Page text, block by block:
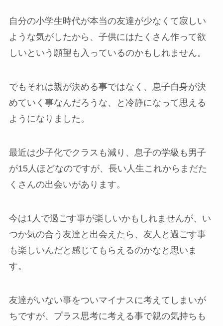
自分の小学生時代が本当の友達が少なくて寂しい
ような気がしたから、子供にはたくさん作って欲
しいという願望も入っているのかもしれません。
でもそれは親が決める事ではなく、息子自身が決
めていく事なんだろうな、と冷静になって思える
ようになりました。
最近は少子化でクラスも減り、息子の学級も男子
が15人ほどなのですが、長い人生これからまだた
くさんの出会いがあります。
今は1人で過ごす事が楽しいかもしれませんが、い
つか気の合う友達と出会えたら、友人と過ごす事
も楽しいんだと感じてもらえるのかなと思いま
す。
友達がいない事をついマイナスに考えてしまいが
ちですが、プラス思考に考える事で親の気持ちも